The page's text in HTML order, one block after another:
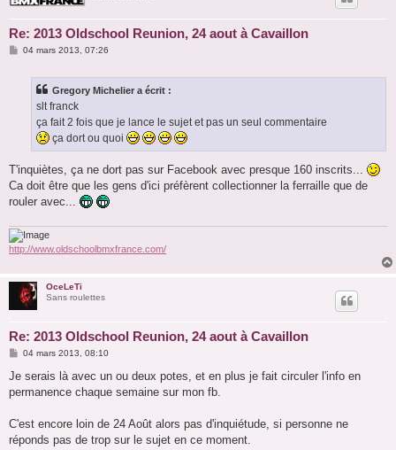
Re: 2013 Oldschool Reunion, 24 aout à Cavaillon
M04 mars 2013, 07:26
Gregory Michelier a écrit :
slt franck
ça fait 2 fois que je lance le sujet et pas un seul commentaire
ça dort ou quoi
T'inquiètes, ça ne dort pas sur Facebook avec presque 160 inscrits...
Ca doit être que les gens d'ici préfèrent collectionner la ferraille que de
rouler avec...
http://www.oldschoolbmxfrance.com/
OceLeTi
Sans roulettes
Re: 2013 Oldschool Reunion, 24 aout à Cavaillon
M
s
a
04 mars 2013, 08:10
Je serais là avec un ou deux potes, et en plus je fait circuler l'info en
permanence chaque semaine sur mon fb.
C'est encore loin de 24 Août alors pas d'inquiétude, si personne ne
réponds pas de trop sur le sujet en ce moment.